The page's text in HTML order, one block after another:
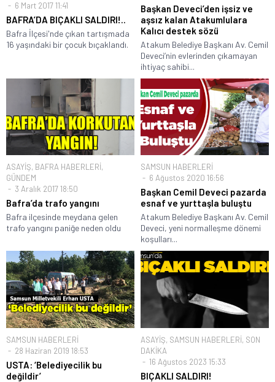
6 Mart 2017 11:41
BAFRA’DA BIÇAKLI SALDIRI!..
Bafra İlçesi'nde çıkan tartışmada
16 yaşındaki bir çocuk bıçaklandı.
Başkan Deveci’den işsiz ve
aşsız kalan Atakumlulara
Kalıcı destek sözü
Atakum Belediye Başkanı Av. Cemil
Deveci’nin evlerinden çıkamayan
ihtiyaç sahibi...
ASAYİŞ, BAFRA HABERLERİ,
GÜNDEM
3 Aralık 2017 18:50
Bafra’da trafo yangını
Bafra ilçesinde meydana gelen
trafo yangını paniğe neden oldu
SAMSUN HABERLERİ
6 Ağustos 2020 16:56
Başkan Cemil Deveci pazarda
esnaf ve yurttaşla buluştu
Atakum Belediye Başkanı Av. Cemil
Deveci, yeni normalleşme dönemi
koşulları...
SAMSUN HABERLERİ
28 Haziran 2019 18:53
USTA: ‘Belediyecilik bu
değildir’
ASAYİŞ, SAMSUN HABERLERİ, SON
DAKİKA
16 Ağustos 2023 15:33
BIÇAKLI SALDIRI!